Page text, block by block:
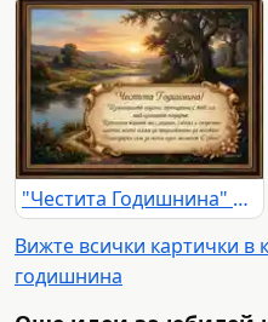
"Честита Годишнина" картичка с романтичен пейзаж при залез и послание за обич.
Вижте всички картички в
годишнина